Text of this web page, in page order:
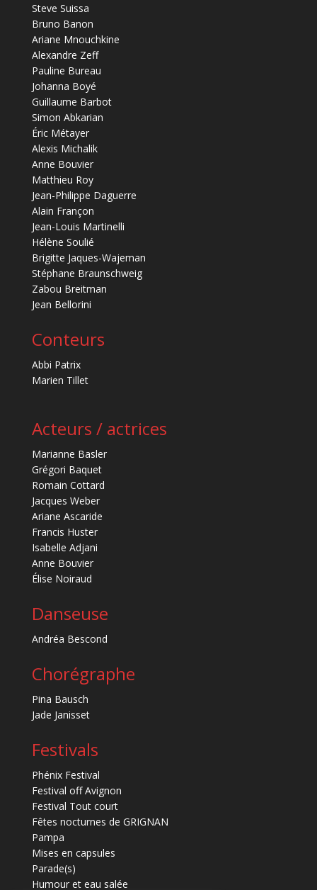
Steve Suissa
Bruno Banon
Ariane Mnouchkine
Alexandre Zeff
Pauline Bureau
Johanna Boyé
Guillaume Barbot
Simon Abkarian
Éric Métayer
Alexis Michalik
Anne Bouvier
Matthieu Roy
Jean-Philippe Daguerre
Alain Françon
Jean-Louis Martinelli
Hélène Soulié
Brigitte Jaques-Wajeman
Stéphane Braunschweig
Zabou Breitman
Jean Bellorini
Conteurs
Abbi Patrix
Marien Tillet
Acteurs / actrices
Marianne Basler
Grégori Baquet
Romain Cottard
Jacques Weber
Ariane Ascaride
Francis Huster
Isabelle Adjani
Anne Bouvier
Élise Noiraud
Danseuse
Andréa Bescond
Chorégraphe
Pina Bausch
Jade Janisset
Festivals
Phénix Festival
Festival off Avignon
Festival Tout court
Fêtes nocturnes de GRIGNAN
Pampa
Mises en capsules
Parade(s)
Humour et eau salée